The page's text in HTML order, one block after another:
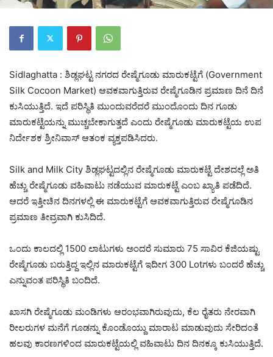
Sidlaghatta : ಶಿಡ್ಲಘಟ್ಟ ನಗರದ ರೇಷ್ಮೆಗೂಡು ಮಾರುಕಟ್ಟೆಗೆ (Government
Silk Cocoon Market) ಆವಕವಾಗುತ್ತಿರುವ ರೇಷ್ಮೆಗೂಡಿನ ಪ್ರಮಾಣ ದಿನೆ ದಿನೆ
ಕುಸಿಯುತ್ತಿದೆ. ಇದೆ ಪರಿಸ್ಥಿತಿ ಮುಂದುವರೆದರೆ ಮುಂದೊಂದು ದಿನ ಗೂಡು
ಮಾರುಕಟ್ಟೆಯನ್ನು ಮುಚ್ಚಬೇಕಾಗುತ್ತದೆ ಎಂದು ರೇಷ್ಮೆಗೂಡು ಮಾರುಕಟ್ಟೆಯ ಉಪ
ನಿರ್ದೇಶಕ ಶ್ರೀನಿವಾಸ್ ಆತಂಕ ವ್ಯಕ್ತಪಡಿಸಿದರು.
Silk and Milk City ಶಿಡ್ಲಘಟ್ಟದಲ್ಲಿನ ರೇಷ್ಮೆಗೂಡು ಮಾರುಕಟ್ಟೆ ದೇಶದಲ್ಲೆ ಅತಿ
ಹೆಚ್ಚು ರೇಷ್ಮೆಗೂಡು ವಹಿವಾಟು ನಡೆಯುವ ಮಾರುಕಟ್ಟೆ ಎಂಬ ಖ್ಯಾತಿ ಪಡೆದಿದೆ.
ಆದರೆ ಇತ್ತೀಚಿನ ದಿನಗಳಲ್ಲಿ ಈ ಮಾರುಕಟ್ಟೆಗೆ ಆವಕವಾಗುತ್ತಿರುವ ರೇಷ್ಮೆಗೂಡಿನ
ಪ್ರಮಾಣ ತೀವ್ರವಾಗಿ ಕುಸಿದಿದೆ.
ಒಂದು ಕಾಲದಲ್ಲಿ 1500 ಲಾಟುಗಳು ಅಂದರೆ ಸುಮಾರು 75 ಸಾವಿರ ಕೆಜಿಯಷ್ಟು
ರೇಷ್ಮೆಗೂಡು ಬರುತ್ತಿದ್ದ ಇಲ್ಲಿನ ಮಾರುಕಟ್ಟೆಗೆ ಇದೀಗ 300 Lotಗಳು ಬಂದರೆ ಹೆಚ್ಚು
ಎನ್ನುವಂತ ಪರಿಸ್ಥಿತಿ ಬಂದಿದೆ.
ಖಾಸಗಿ ರೇಷ್ಮೆಗೂಡು ಮಂಡಿಗಳು ಆರಂಭವಾಗಿರುವುದು, ಕೆಲ ರೈತರು ನೇರವಾಗಿ
ರೀಲರುಗಳ ಮನೆಗೆ ಗೂಡನ್ನು ಕೊಂಡೊಯ್ದು ಮಾರಾಟ ಮಾಡುವುದು ಸೇರಿದಂತೆ
ಹಲವು ಕಾರಣಗಳಿಂದ ಮಾರುಕಟ್ಟೆಯಲ್ಲಿ ವಹಿವಾಟು ದಿನ ದಿನಕ್ಕೂ ಕುಸಿಯುತ್ತಿದೆ.